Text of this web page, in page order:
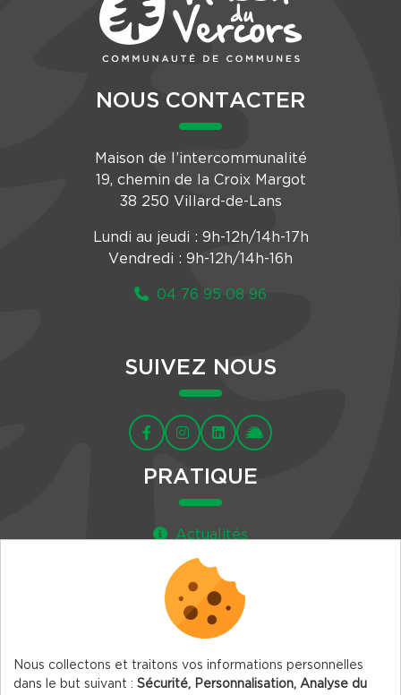
NOUS CONTACTER
Maison de l’intercommunalité
19, chemin de la Croix Margot
38 250 Villard-de-Lans
Lundi au jeudi : 9h-12h/14h-17h
Vendredi : 9h-12h/14h-16h
04 76 95 08 96
SUIVEZ NOUS
PRATIQUE
Actualités
Agenda
Newsletter
Nous collectons et traitons vos informations personnelles
dans le but suivant : Sécurité, Personnalisation, Analyse du